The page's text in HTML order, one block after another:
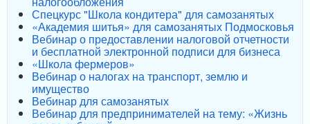
Спецкурс "Школа кондитера" для самозанятых
«Академия шитья» для самозанятых Подмосковья
Вебинар о предоставлении налоговой отчетности
и бесплатной электронной подписи для бизнеса
«Школа фермеров»
Вебинар о налогах на транспорт, землю и
имущество
Вебинар для самозанятых
Вебинар для предпринимателей на тему: «Жизнь